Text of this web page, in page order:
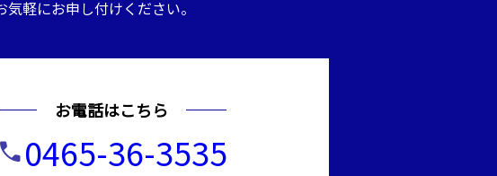
軽にお申し付けください。
お電話はこちら
call0465-36-3535